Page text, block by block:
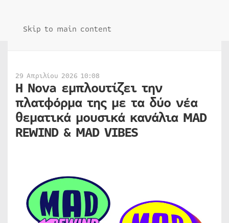
Skip to main content
29 Απριλίου 2026 10:08
Η Nova εμπλουτίζει την
πλατφόρμα της με τα δύο νέα
θεματικά μουσικά κανάλια MAD
REWIND & MAD VIBES